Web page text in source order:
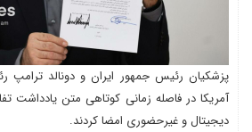
پزشکیان رئیس جمهور ایران و دونالد ترامپ
آمریکا در فاصله زمانی کوتاهی متن یادداشت
دیجیتال و غیرحضوری امضا کردند.